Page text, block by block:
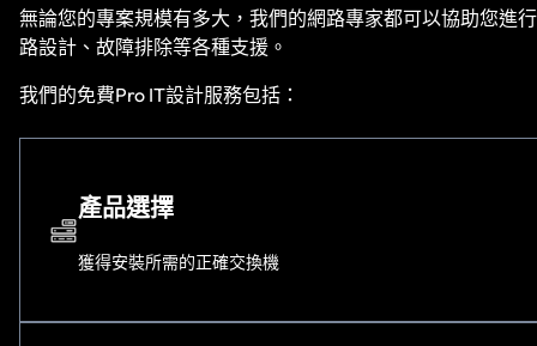
無論您的專案規模有多大，我們的網路專家都可以協助您進
路設計、故障排除等各種支援。
我們的免費Pro IT設計服務包括：
產品選擇
獲得安裝所需的正確交換機